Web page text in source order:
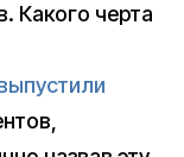
Какого черта